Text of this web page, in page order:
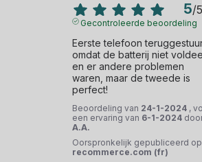
5/5
Gecontroleerde beoordeling
Eerste telefoon
omdat de batterij niet
en er andere problemen
waren, maar de tweede is
perfect!
Beoordeling van 24-1-2024 ,
een ervaring van 6-1-2024
A.A.
Oorspronkelijk gepubliceerd op
recommerce.com (fr)